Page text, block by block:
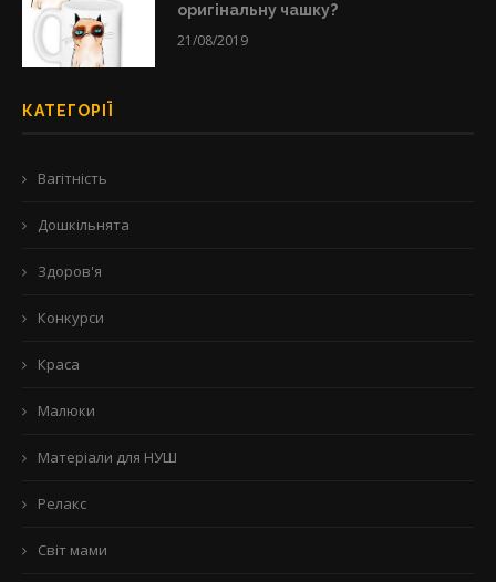
оригінальну чашку?
21/08/2019
КАТЕГОРІЇ
Вагітність
Дошкільнята
Здоров'я
Конкурси
Краса
Малюки
Матеріали для НУШ
Релакс
Світ мами